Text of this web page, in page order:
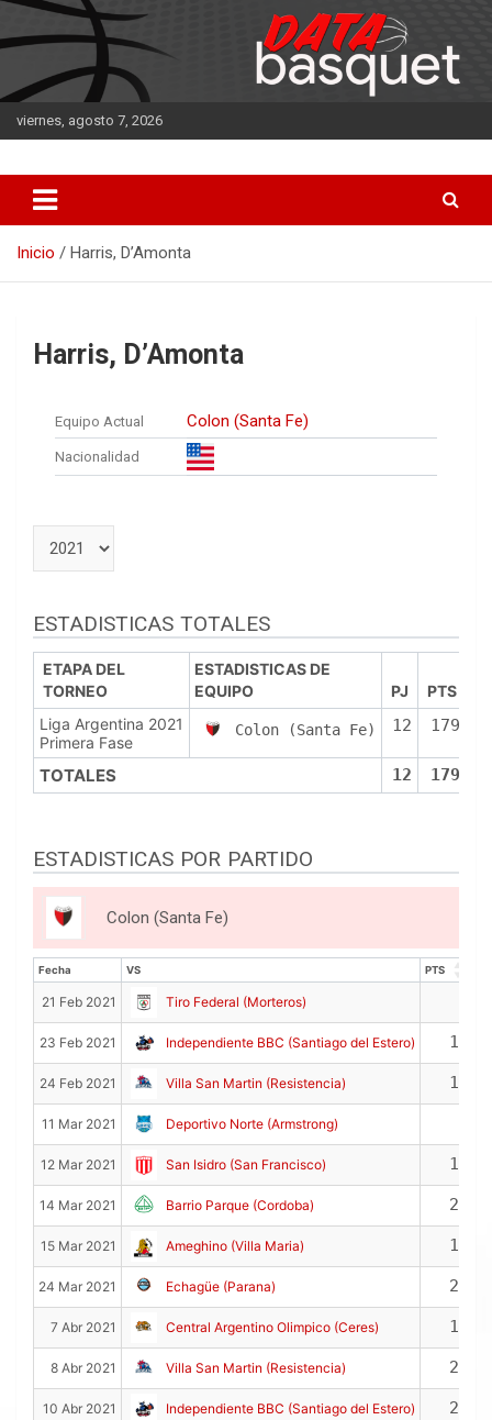
Saltar
al
contenido
viernes, agosto 7, 2026
DATA Basquet
Inicio Harris, D’Amonta
Harris, D’Amonta
Equipo Actual Colon (Santa Fe)
Nacionalidad
ESTADISTICAS TOTALES
ETAPA DEL
TORNEO
ESTADISTICAS DE
EQUIPO
PJ PTS
Liga Argentina 2021
Primera Fase
Colon (Santa Fe) 12 179
TOTALES 12 179
ESTADISTICAS POR PARTIDO
Colon (Santa Fe)
Fecha VS PTS
21 Feb 2021 Tiro Federal (Morteros)
23 Feb 2021 Independiente BBC (Santiago del Estero) 16
24 Feb 2021 Villa San Martin (Resistencia) 13
11 Mar 2021 Deportivo Norte (Armstrong)
12 Mar 2021 San Isidro (San Francisco) 13
14 Mar 2021 Barrio Parque (Cordoba) 28
15 Mar 2021 Ameghino (Villa Maria) 12
24 Mar 2021 Echagüe (Parana) 22
7 Abr 2021 Central Argentino Olimpico (Ceres) 12
8 Abr 2021 Villa San Martin (Resistencia) 20
10 Abr 2021 Independiente BBC (Santiago del Estero) 20